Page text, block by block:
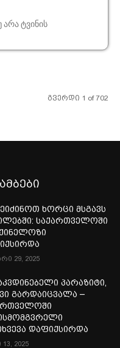
ტვინის
გვერდი 1 of 702
ხორცი მსგავს
საქართველოში
29, 2025
პარაზიტი,
გარდაიცვალა –
დაფიქსირდა
13, 2025